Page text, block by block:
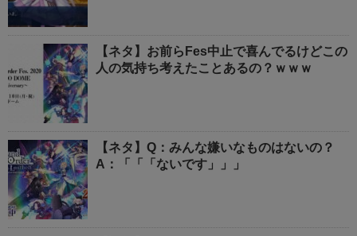
【ネタ】お前らFes中止で喜んでるけどこの
人の気持ち考えたことあるの？ｗｗｗ
【ネタ】Q：みんな嫌いなものはないの？
A：「「「ないです」」」